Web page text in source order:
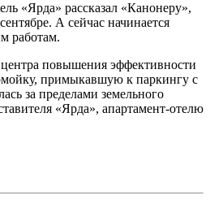
«Ярда» рассказал «Канонеру»,
А сейчас начинается
работам.
центра повышения эффективности
примыкавшую к паркингу с
за пределами земельного
«Ярда», апартамент-отелю